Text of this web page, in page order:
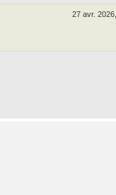
27 avr.